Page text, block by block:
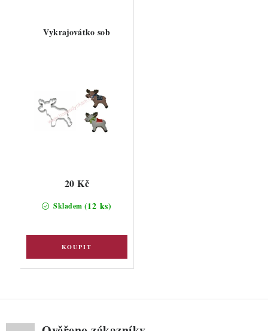
Vykrajovátko sob
Skladem (12 ks)
20 Kč